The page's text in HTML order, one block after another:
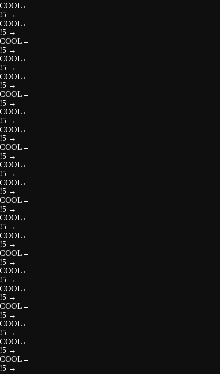
COOL ←
!5 →
COOL ←
!5 →
COOL ←
!5 →
COOL ←
!5 →
COOL ←
!5 →
COOL ←
!5 →
COOL ←
!5 →
COOL ←
!5 →
COOL ←
!5 →
COOL ←
!5 →
COOL ←
!5 →
COOL ←
!5 →
COOL ←
!5 →
COOL ←
!5 →
COOL ←
!5 →
COOL ←
!5 →
COOL ←
!5 →
COOL ←
!5 →
COOL ←
!5 →
COOL ←
!5 →
COOL ←
!5 →